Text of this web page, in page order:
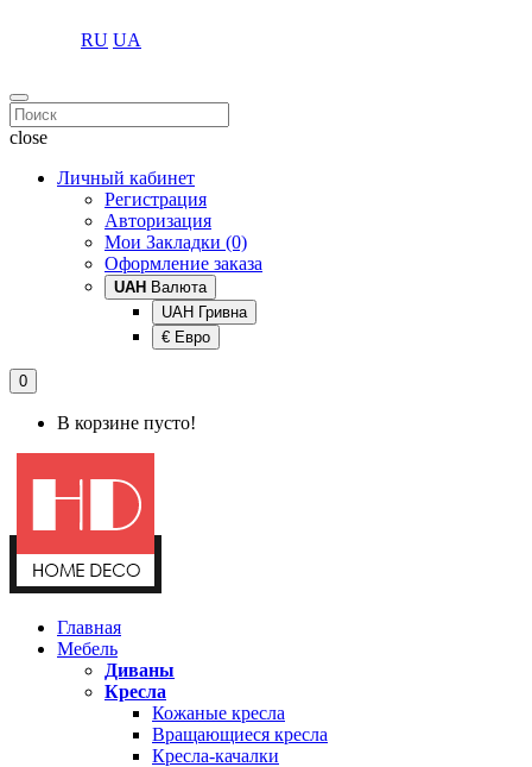
RU UA
close
Личный кабинет
Регистрация
Авторизация
Мои Закладки (0)
Оформление заказа
UAH Валюта
UAH Гривна
€ Евро
0
В корзине пусто!
Главная
Мебель
Диваны
Кресла
Кожаные кресла
Вращающиеся кресла
Кресла-качалки